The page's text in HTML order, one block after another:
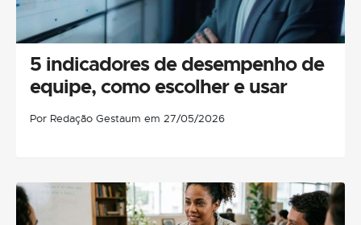
5 indicadores de desempenho de
equipe, como escolher e usar
Por Redação Gestaum em 27/05/2026